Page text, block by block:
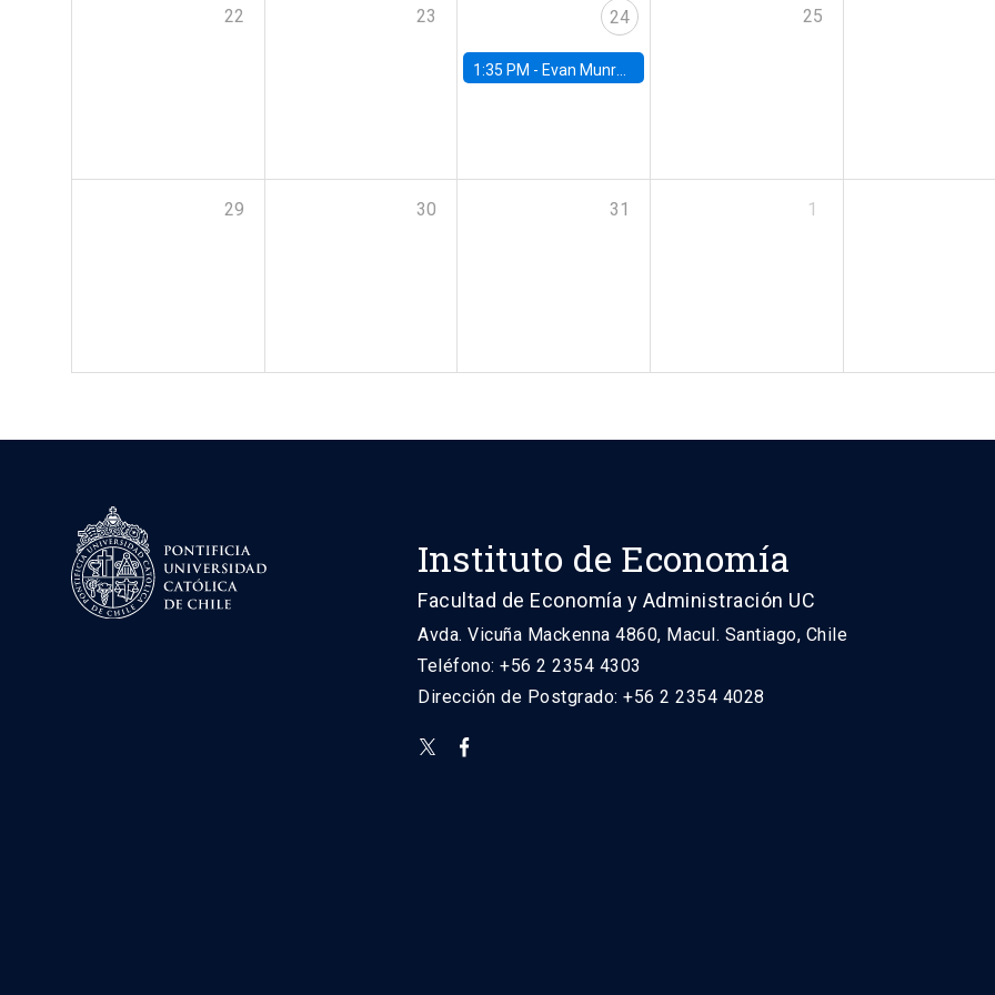
22 23 24
1:35 PM - Evan Munro, Neyman Visiting Assistant Professor in the Department of Statistics at UC Berkeley
25
29 30 31 1
Instituto de Economía
Facultad de Economía y Administración UC
Avda. Vicuña Mackenna 4860, Macul. Santiago, Chile
Teléfono: +56 2 2354 4303
Dirección de Postgrado: +56 2 2354 4028